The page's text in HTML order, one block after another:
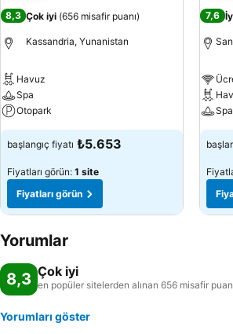
8,3 Çok iyi (656 misafir puanı)
Kassandria, Yunanistan
Havuz
Spa
Otopark
başlangıç fiyatı ₺5.653
Fiyatları görün: 1 site
Fiyatları görün
7,6
Spa
Yorumlar
8,3 Çok iyi
en popüler sitelerden alınan 656 misafir
Yorumları göster